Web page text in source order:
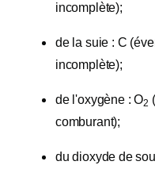
incomplète);
de la suie : C
incomplète);
de l'oxygène : O2
comburant);
du dioxyde de